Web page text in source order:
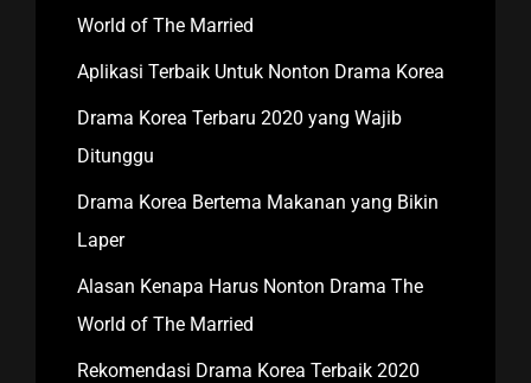
World of The Married
Aplikasi Terbaik Untuk Nonton Drama Korea
Drama Korea Terbaru 2020 yang Wajib
Ditunggu
Drama Korea Bertema Makanan yang Bikin
Laper
Alasan Kenapa Harus Nonton Drama The
World of The Married
Rekomendasi Drama Korea Terbaik 2020